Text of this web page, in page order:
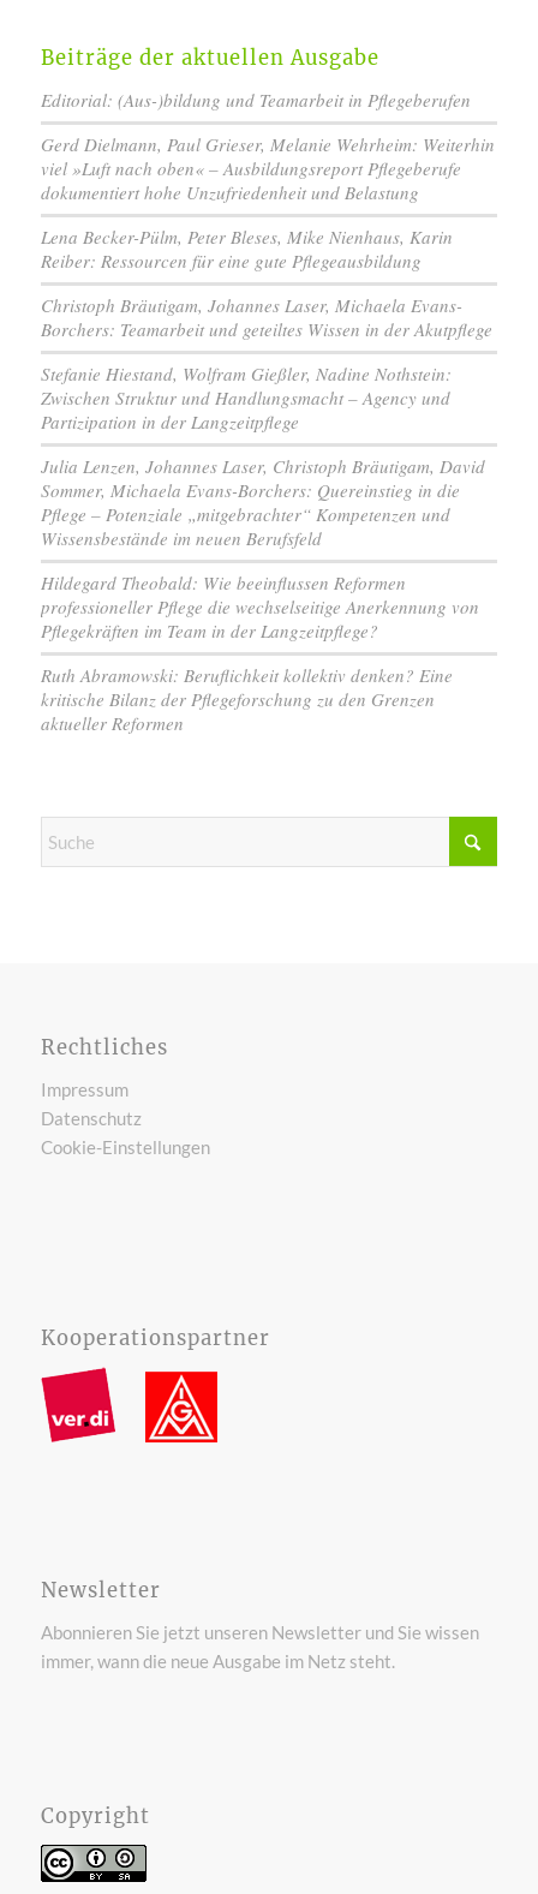
Beiträge der aktuellen Ausgabe
Editorial: (Aus-)bildung und Teamarbeit in Pflegeberufen
Gerd Dielmann, Paul Grieser, Melanie Wehrheim: Weiterhin
viel »Luft nach oben« – Ausbildungsreport Pflegeberufe
dokumentiert hohe Unzufriedenheit und Belastung
Lena Becker-Pülm, Peter Bleses, Mike Nienhaus, Karin
Reiber: Ressourcen für eine gute Pflegeausbildung
Christoph Bräutigam, Johannes Laser, Michaela Evans-
Borchers: Teamarbeit und geteiltes Wissen in der Akutpflege
Stefanie Hiestand, Wolfram Gießler, Nadine Nothstein:
Zwischen Struktur und Handlungsmacht – Agency und
Partizipation in der Langzeitpflege
Julia Lenzen, Johannes Laser, Christoph Bräutigam, David
Sommer, Michaela Evans-Borchers: Quereinstieg in die
Pflege – Potenziale „mitgebrachter“ Kompetenzen und
Wissensbestände im neuen Berufsfeld
Hildegard Theobald: Wie beeinflussen Reformen
professioneller Pflege die wechselseitige Anerkennung von
Pflegekräften im Team in der Langzeitpflege?
Ruth Abramowski: Beruflichkeit kollektiv denken? Eine
kritische Bilanz der Pflegeforschung zu den Grenzen
aktueller Reformen
Rechtliches
Impressum
Datenschutz
Cookie-Einstellungen
Kooperationspartner
Newsletter
Abonnieren Sie jetzt unseren Newsletter und Sie wissen
immer, wann die neue Ausgabe im Netz steht.
Copyright